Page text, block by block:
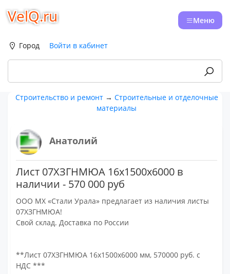
VelQ.ru Меню
Город Войти в кабинет
Строительство и ремонт→ Строительные и отделочные
материалы
Анатолий
Лист 07ХЗГНМЮА 16х1500х6000 в
наличии - 570 000 руб
ООО МХ «Стали Урала» предлагает из наличия листы
07ХЗГНМЮА!
Свой склад. Доставка по России
**Лист 07ХЗГНМЮА 16х1500х6000 мм, 570000 руб. с
НДС ***